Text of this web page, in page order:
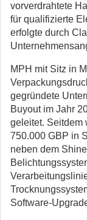
vorverdrahtete
für qualifizierte
erfolgte durch
MPH mit Sitz in
gegründete
Buyout im Jahr
geleitet. Seitdem
750.000 GBP in
neben dem
Software-